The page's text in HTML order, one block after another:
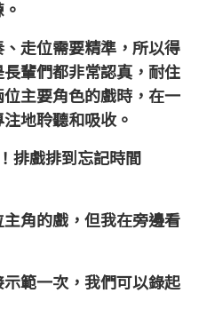
走位需要精準，所以得
長輩們都非常認真，耐住
位主要角色的戲時，在一
地聆聽和吸收。
排戲排到忘記時間
主角的戲，但我在旁邊看
示範一次，我們可以錄起